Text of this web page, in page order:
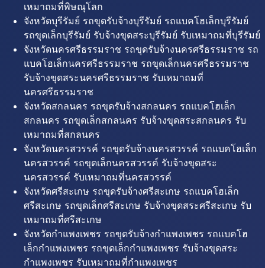
เหมาถมที่พิษณุโลก
จังหวัดบุรีรัมย์ รถขุดรับจ้างบุรีรัมย์ รถแบคโฮเล็กบุรีรัมย์
รถขุดเล็กบุรีรัมย์ รับจ้างขุดสระบุรีรัมย์ รับเหมาถมที่บุรีรัมย์
จังหวัดนครศรีธรรมราช รถขุดรับจ้างนครศรีธรรมราช รถ
แบคโฮเล็กนครศรีธรรมราช รถขุดเล็กนครศรีธรรมราช
รับจ้างขุดสระนครศรีธรรมราช รับเหมาถมที่
นครศรีธรรมราช
จังหวัดสกลนคร รถขุดรับจ้างสกลนคร รถแบคโฮเล็ก
สกลนคร รถขุดเล็กสกลนคร รับจ้างขุดสระสกลนคร รับ
เหมาถมที่สกลนคร
จังหวัดนครสวรรค์ รถขุดรับจ้างนครสวรรค์ รถแบคโฮเล็ก
นครสวรรค์ รถขุดเล็กนครสวรรค์ รับจ้างขุดสระ
นครสวรรค์ รับเหมาถมที่นครสวรรค์
จังหวัดศรีสะเกษ รถขุดรับจ้างศรีสะเกษ รถแบคโฮเล็ก
ศรีสะเกษ รถขุดเล็กศรีสะเกษ รับจ้างขุดสระศรีสะเกษ รับ
เหมาถมที่ศรีสะเกษ
จังหวัดกำแพงเพชร รถขุดรับจ้างกำแพงเพชร รถแบคโฮ
เล็กกำแพงเพชร รถขุดเล็กกำแพงเพชร รับจ้างขุดสระ
กำแพงเพชร รับเหมาถมที่กำแพงเพชร